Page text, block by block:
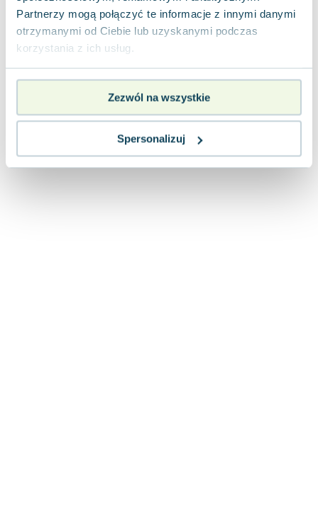
Partnerzy mogą połączyć te informacje z innymi danymi
otrzymanymi od Ciebie lub uzyskanymi podczas
korzystania z ich usług.
Zezwól na wszystkie
Spersonalizuj
Lorraine Warren
Ajahn Brahm
Lucinda Riley